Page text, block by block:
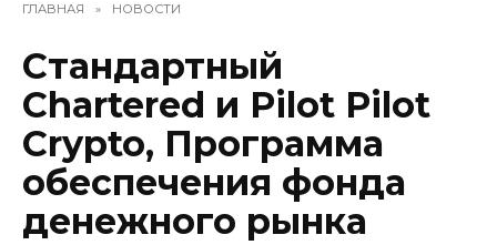
ГЛАВНАЯ » НОВОСТИ
Стандартный
Chartered и Pilot Pilot
Crypto, Программа
обеспечения фонда
денежного рынка